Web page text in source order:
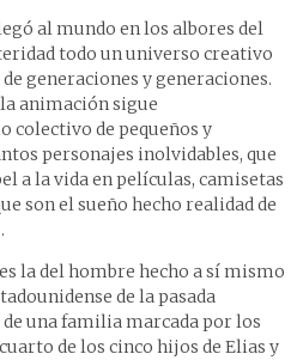
al mundo en los albores del
todo un universo creativo
generaciones y generaciones.
animación sigue
colectivo de pequeños y
personajes inolvidables, que
a la vida en películas, camisetas
son el sueño hecho realidad de
la del hombre hecho a sí mismo
de la pasada
una familia marcada por los
de los cinco hijos de Elias y